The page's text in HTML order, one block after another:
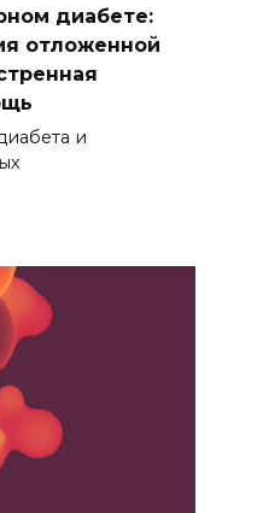
диабете:
отложенной
и